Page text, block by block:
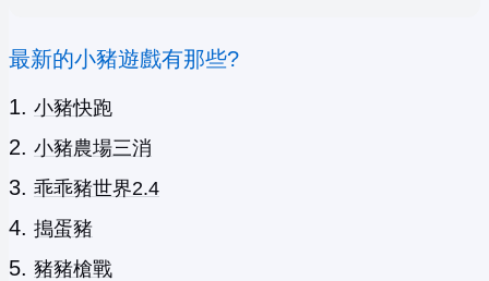
最新的小豬遊戲有那些?
小豬快跑
小豬農場三消
乖乖豬世界2.4
搗蛋豬
豬豬槍戰